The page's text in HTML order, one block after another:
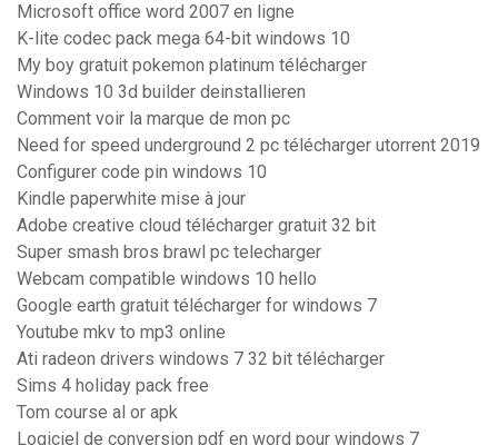
Microsoft office word 2007 en ligne
K-lite codec pack mega 64-bit windows 10
My boy gratuit pokemon platinum télécharger
Windows 10 3d builder deinstallieren
Comment voir la marque de mon pc
Need for speed underground 2 pc télécharger utorrent 2019
Configurer code pin windows 10
Kindle paperwhite mise à jour
Adobe creative cloud télécharger gratuit 32 bit
Super smash bros brawl pc telecharger
Webcam compatible windows 10 hello
Google earth gratuit télécharger for windows 7
Youtube mkv to mp3 online
Ati radeon drivers windows 7 32 bit télécharger
Sims 4 holiday pack free
Tom course al or apk
Logiciel de conversion pdf en word pour windows 7